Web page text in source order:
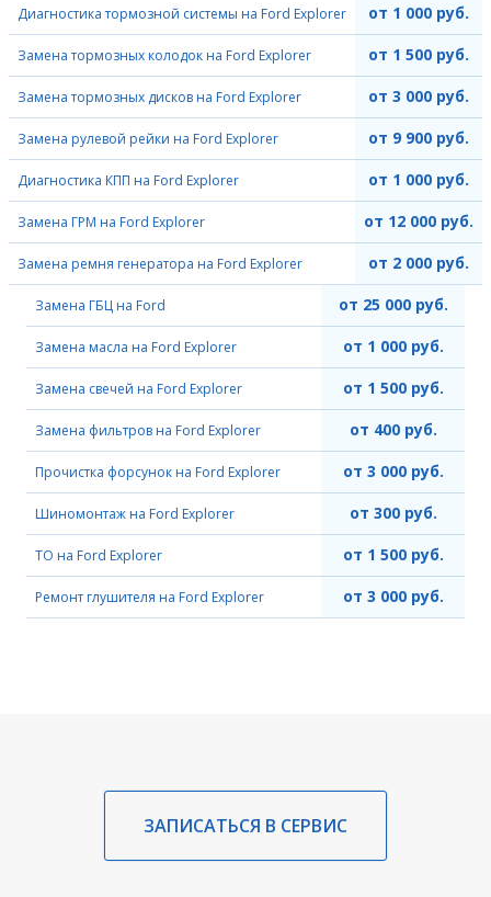
Диагностика тормозной системы на Ford Explorer от 1 000 руб.
Замена тормозных колодок на Ford Explorer от 1 500 руб.
Замена тормозных дисков на Ford Explorer от 3 000 руб.
Замена рулевой рейки на Ford Explorer от 9 900 руб.
Диагностика КПП на Ford Explorer от 1 000 руб.
Замена ГРМ на Ford Explorer от 12 000 руб.
Замена ремня генератора на Ford Explorer от 2 000 руб.
Замена ГБЦ на Ford от 25 000 руб.
Замена масла на Ford Explorer от 1 000 руб.
Замена свечей на Ford Explorer от 1 500 руб.
Замена фильтров на Ford Explorer от 400 руб.
Прочистка форсунок на Ford Explorer от 3 000 руб.
Шиномонтаж на Ford Explorer от 300 руб.
ТО на Ford Explorer от 1 500 руб.
Ремонт глушителя на Ford Explorer от 3 000 руб.
ЗАПИСАТЬСЯ В СЕРВИС